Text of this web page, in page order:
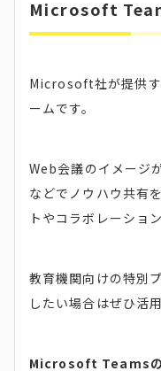
Microsoft
Microsoft社が提供す
ームです。
Web会議のイメージ
などでノウハウ共有
トやコラボレーショ
教育機関向けの特別
したい場合はぜひ活
Microsoft Teams